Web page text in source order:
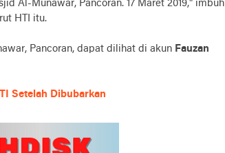
Al-Munawar, Pancoran. 17 Maret 2019," imbuh
HTI itu.
Pancoran, dapat dilihat di akun Fauzan
Setelah Dibubarkan